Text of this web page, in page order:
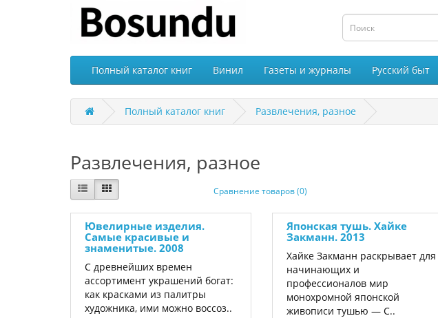
Полный каталог книг Винил Газеты и журналы Русский быт
Полный каталог книг Развлечения, разное
Развлечения, разное
Сравнение товаров (0)
Ювелирные изделия.
Самые красивые и
знаменитые. 2008
С древнейших времен
ассортимент украшений богат:
как красками из палитры
художника, ими можно воссоз..
Японская тушь. Хайке
Закманн. 2013
Хайке Закманн раскрывает для
начинающих и
профессионалов мир
монохромной японской
живописи тушью — С..